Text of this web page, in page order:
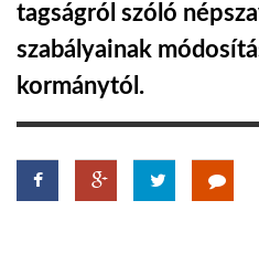
GLOBOTV BP
TROPICALMAGAZIN
tagságról szóló
szabályainak
kormánytól.